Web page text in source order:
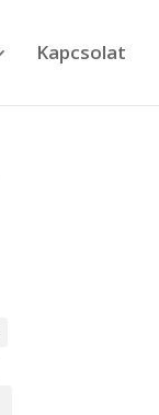
Kapcsolat